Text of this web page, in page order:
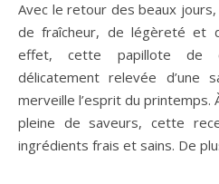
Avec le retour des beaux jours, vous avez peut-être envie
de fraîcheur, de légèreté et
effet, cette papillote de
délicatement relevée d’une
merveille l’esprit du
pleine de saveurs, cette
ingrédients frais et sains. De